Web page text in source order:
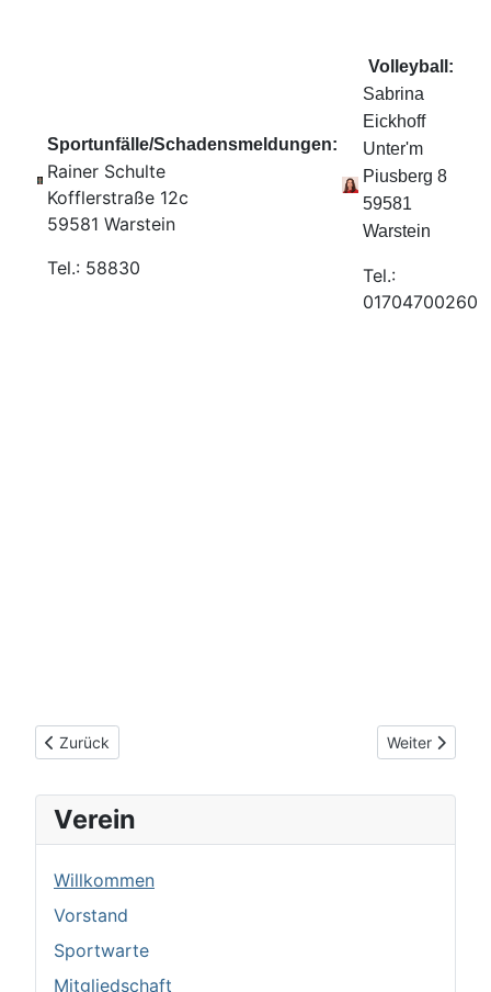
Verein
Willkommen
Vorstand
Sportwarte
Mitgliedschaft
Sportunfälle/Schadensmeldungen:
Rainer Schulte
Kofflerstraße 12c
59581 Warstein
Tel.: 58830
Volleyball:
Sabrina
Eickhoff
Unter'm
Piusberg 8
59581
Warstein
Tel.:
01704700260
Vorheriger Beitrag: Mitgliedschaft
Zurück Nächster
Weiter